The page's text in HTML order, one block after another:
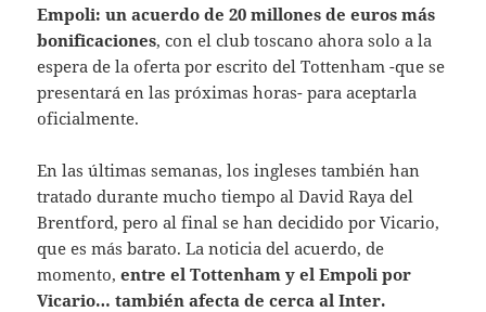
Empoli: un acuerdo de 20 millones de euros más
bonificaciones, con el club toscano ahora solo a la
espera de la oferta por escrito del Tottenham -que se
presentará en las próximas horas- para aceptarla
oficialmente.
En las últimas semanas, los ingleses también han
tratado durante mucho tiempo al David Raya del
Brentford, pero al final se han decidido por Vicario,
que es más barato. La noticia del acuerdo, de
momento,entre el Tottenham y el Empoli por
Vicario… también afecta de cerca al Inter.